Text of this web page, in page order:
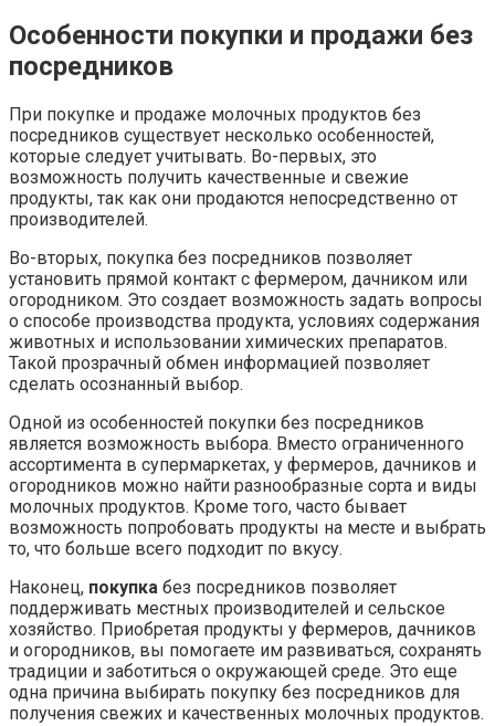
Особенности покупки и продажи без
посредников
При покупке и продаже молочных продуктов без
посредников существует несколько особенностей,
которые следует учитывать. Во-первых, это
возможность получить качественные и свежие
продукты, так как они продаются непосредственно от
производителей.
Во-вторых, покупка без посредников позволяет
установить прямой контакт с фермером, дачником или
огородником. Это создает возможность задать вопросы
о способе производства продукта, условиях содержания
животных и использовании химических препаратов.
Такой прозрачный обмен информацией позволяет
сделать осознанный выбор.
Одной из особенностей покупки без посредников
является возможность выбора. Вместо ограниченного
ассортимента в супермаркетах, у фермеров, дачников и
огородников можно найти разнообразные сорта и виды
молочных продуктов. Кроме того, часто бывает
возможность попробовать продукты на месте и выбрать
то, что больше всего подходит по вкусу.
Наконец, покупка без посредников позволяет
поддерживать местных производителей и сельское
хозяйство. Приобретая продукты у фермеров, дачников
и огородников, вы помогаете им развиваться, сохранять
традиции и заботиться о окружающей среде. Это еще
одна причина выбирать покупку без посредников для
получения свежих и качественных молочных продуктов.